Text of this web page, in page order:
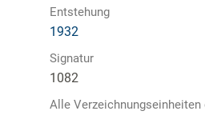
Entstehung
1932
Signatur
1082
Alle Verzeichnungseinheiten